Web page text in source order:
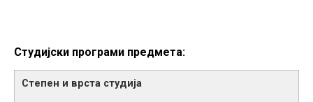
Студијски програми предмета: